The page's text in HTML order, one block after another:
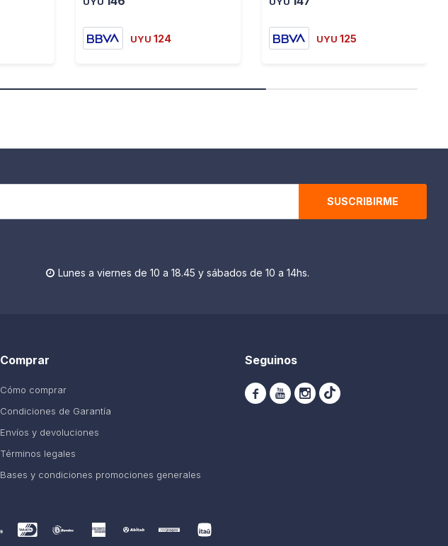
UYU 124 UYU 125
SUSCRIBIRME
 Lunes a viernes de 10 a 18.45 y sábados de 10 a 14hs.
Comprar
Cómo comprar
Condiciones de Garantía
Envíos y devoluciones
Términos legales
Bases y condiciones promociones generales
Seguinos
  